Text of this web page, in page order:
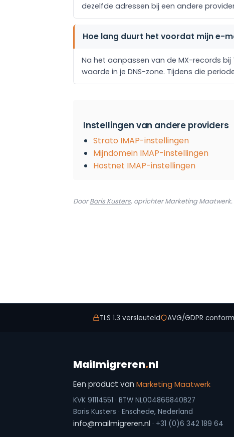
dezelfde adressen bij een andere
Hoe lang duurt het voordat mijn e-
Na het aanpassen van de MX-records
waarde in je DNS-zone. Tijdens die
Instellingen van andere providers
Strato IMAP-instellingen
Mijndomein IMAP-instellingen
Hostnet IMAP-instellingen
DoorBoris Kusters, oprichter Marketing Maatwerk.
TLS 1.3 versleuteld AVG/GDPR conform
Mailmigreren.nl
Een product van Marketing Maatwerk
KVK 91114551 · BTW NL004866840B27
Boris Kusters · Enschede, Nederland
info@mailmigreren.nl · +31 (0)6 342 189 64